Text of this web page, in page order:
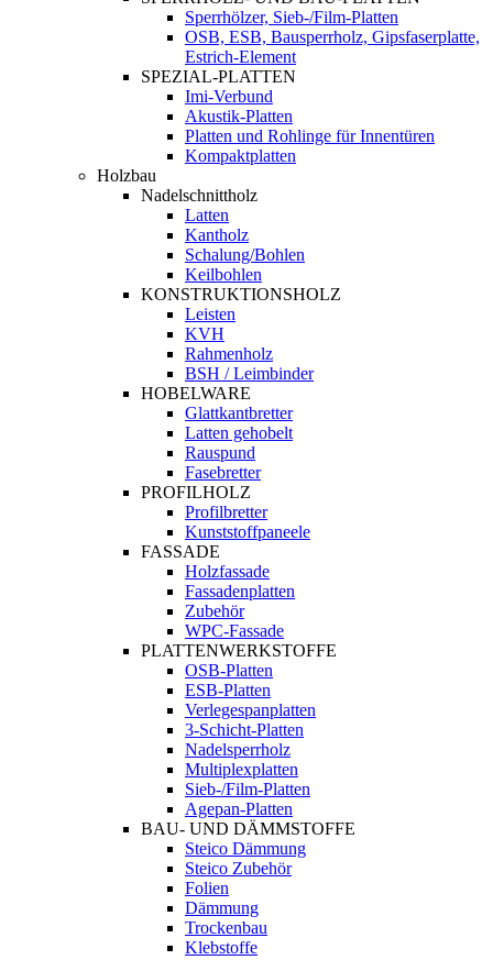
Sperrhölzer, Sieb-/Film-Platten
OSB, ESB, Bausperrholz, Gipsfaserplatte,
Estrich-Element
SPEZIAL-PLATTEN
Imi-Verbund
Akustik-Platten
Platten und Rohlinge für Innentüren
Kompaktplatten
Holzbau
Nadelschnittholz
Latten
Kantholz
Schalung/Bohlen
Keilbohlen
KONSTRUKTIONSHOLZ
Leisten
KVH
Rahmenholz
BSH / Leimbinder
HOBELWARE
Glattkantbretter
Latten gehobelt
Rauspund
Fasebretter
PROFILHOLZ
Profilbretter
Kunststoffpaneele
FASSADE
Holzfassade
Fassadenplatten
Zubehör
WPC-Fassade
PLATTENWERKSTOFFE
OSB-Platten
ESB-Platten
Verlegespanplatten
3-Schicht-Platten
Nadelsperrholz
Multiplexplatten
Sieb-/Film-Platten
Agepan-Platten
BAU- UND DÄMMSTOFFE
Steico Dämmung
Steico Zubehör
Folien
Dämmung
Trockenbau
Klebstoffe